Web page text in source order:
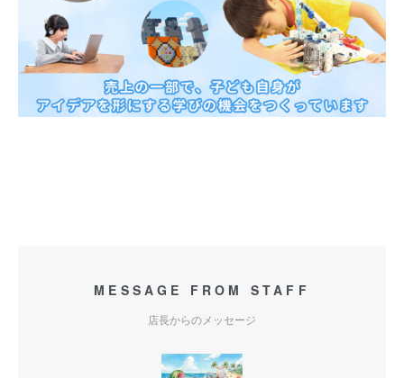
MESSAGE FROM STAFF
店長からのメッセージ